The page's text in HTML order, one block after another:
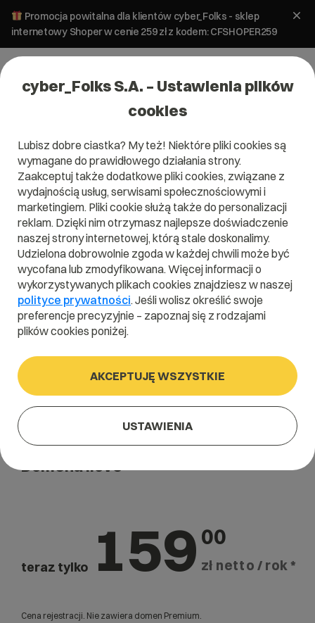
Promocja powitalna dla klientów cyber_Folks - sklep
internetowy Shoper w cenie 259 zł z kodem: CFSHOPER259
Domena .love
.love
Szukaj
Domena .love
teraz tylko 159 00
zł netto / rok *
Cena rejestracji. Nie zawiera domen Premium.
cyber_Folks S.A. – Ustawienia plików
cookies
Lubisz dobre ciastka? My też! Niektóre pliki cookies są
wymagane do prawidłowego działania strony.
Zaakceptuj także dodatkowe pliki cookies, związane z
wydajnością usług, serwisami społecznościowymi i
marketingiem. Pliki cookie służą także do personalizacji
reklam. Dzięki nim otrzymasz najlepsze doświadczenie
naszej strony internetowej, którą stale doskonalimy.
Udzielona dobrowolnie zgoda w każdej chwili może być
wycofana lub zmodyfikowana. Więcej informacji o
wykorzystywanych plikach cookies znajdziesz w naszej
polityce prywatności. Jeśli wolisz określić swoje
preferencje precyzyjnie – zapoznaj się z rodzajami
plików cookies poniżej.
AKCEPTUJĘ WSZYSTKIE
USTAWIENIA